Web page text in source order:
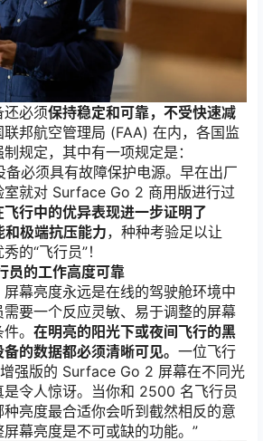
还必须保持稳定和可靠，不受快速减
联邦航空管理局 (FAA) 在内，各国监
规定，其中有一项规定是：
备必须具有故障保护电源。早在出厂
室就对 Surface Go 2 商用版进行过
飞行中的优异表现进一步证明了
极端抗压能力，种种考验足以让
的“飞行员”！
员的工作高度可靠
幕亮度永远是在线的驾驶舱环境中
要一个反应灵敏、易于调整的屏幕
。 在明亮的阳光下或夜间飞行的黑
的数据都必须清晰可见。 一位飞行
增强版的 Surface Go 2 屏幕在不同光
令人惊讶。当你和 2500 名飞行员
亮度最合适你会听到截然相反的意
幕亮度是不可或缺的功能。”